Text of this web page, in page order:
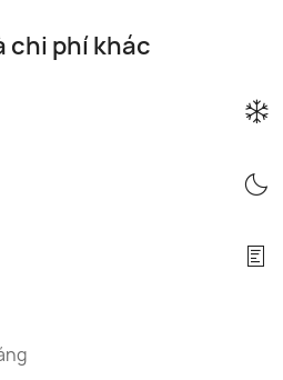
chi phí khác